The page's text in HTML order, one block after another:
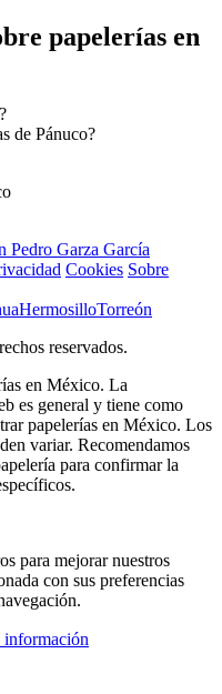
papelerías en
de Pánuco?
Pedro Garza García
Cookies Sobre
HermosilloTorreón
reservados.
en México. La
es general y tiene como
papelerías en México. Los
variar. Recomendamos
para confirmar la
para mejorar nuestros
con sus preferencias
información